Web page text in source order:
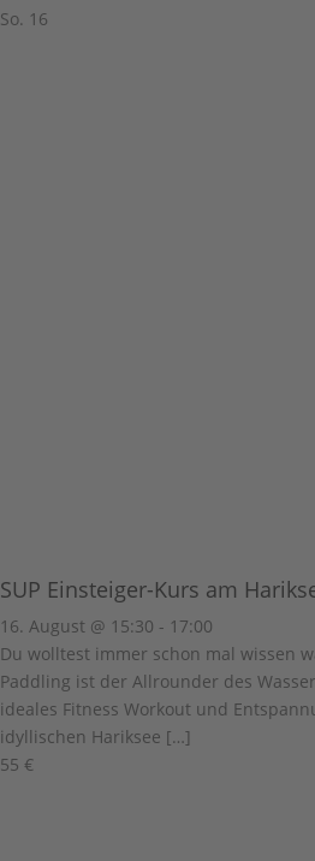
So. 16
SUP Einsteiger-Kurs am
16. August @ 15:30 - 17:00
Du wolltest immer schon mal wissen
Paddling ist der Allrounder des
ideales Fitness Workout und
idyllischen Hariksee […]
55 €